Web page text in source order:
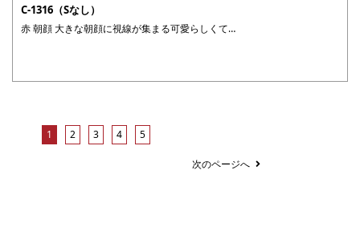
C-1316（Sなし）
赤 朝顔 大きな朝顔に視線が集まる可愛らしくて上品な浴衣です。 黒色がお洒落なアクセントになっています。 浴衣福袋に戻る #cotton3145
1 2 3 4 5
次のページへ